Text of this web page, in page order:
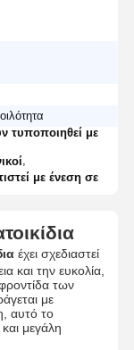
τυποποιηθεί με
με ένεση σε
έχει σχεδιαστεί
και την ευκολία,
των
με
αυτό το
μεγάλη